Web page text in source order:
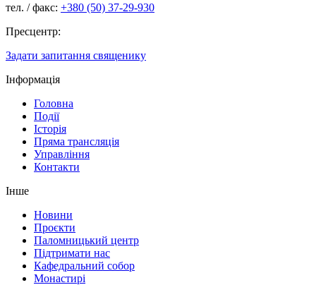
тел. / факс: +380 (50) 37-29-930
Пресцентр:
Задати запитання священику
Інформація
Головна
Події
Історія
Пряма трансляція
Управління
Контакти
Інше
Новини
Проєкти
Паломницький центр
Підтримати нас
Кафедральний собор
Монастирі